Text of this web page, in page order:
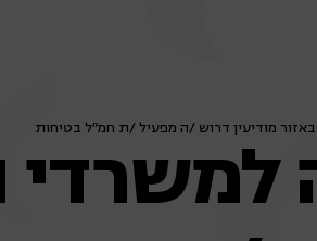
מודיעין דרוש /ה מפעיל /ת חמ"ל בטיחות